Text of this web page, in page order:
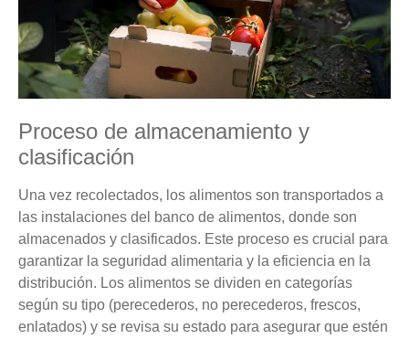
Proceso de almacenamiento y
clasificación
Una vez recolectados, los alimentos son transportados a
las instalaciones del banco de alimentos, donde son
almacenados y clasificados. Este proceso es crucial para
garantizar la seguridad alimentaria y la eficiencia en la
distribución. Los alimentos se dividen en categorías
según su tipo (perecederos, no perecederos, frescos,
enlatados) y se revisa su estado para asegurar que estén